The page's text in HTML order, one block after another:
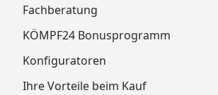
Fachberatung
KÖMPF24 Bonusprogramm
Konfiguratoren
Ihre Vorteile beim Kauf